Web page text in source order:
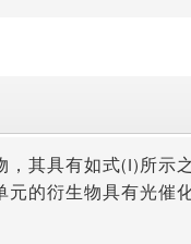
其具有如式(I)所示
的衍生物具有光催